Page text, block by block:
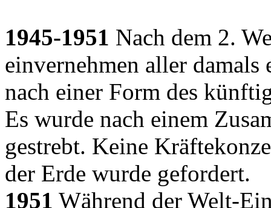
1945-1951 Nach dem 2.
einvernehmen aller damals
nach einer Form des
Es wurde nach einem
gestrebt. Keine
der Erde wurde gefordert.
1951 Während der Welt-